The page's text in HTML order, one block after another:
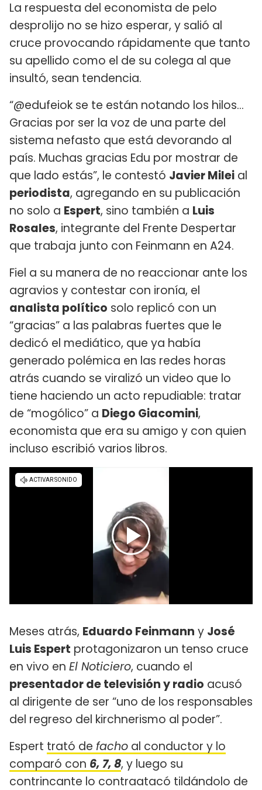
La respuesta del economista de pelo
desprolijo no se hizo esperar, y salió al
cruce provocando rápidamente que tanto
su apellido como el de su colega al que
insultó, sean tendencia.
“@edufeiok se te están notando los hilos...
Gracias por ser la voz de una parte del
sistema nefasto que está devorando al
país. Muchas gracias Edu por mostrar de
que lado estás”, le contestó Javier Milei al
periodista, agregando en su publicación
no solo a Espert, sino también a Luis
Rosales, integrante del Frente Despertar
que trabaja junto con Feinmann en A24.
Fiel a su manera de no reaccionar ante los
agravios y contestar con ironía, el
analista político solo replicó con un
“gracias” a las palabras fuertes que le
dedicó el mediático, que ya había
generado polémica en las redes horas
atrás cuando se viralizó un video que lo
tiene haciendo un acto repudiable: tratar
de “mogólico” a Diego Giacomini,
economista que era su amigo y con quien
incluso escribió varios libros.
Meses atrás, Eduardo Feinmann y José
Luis Espert protagonizaron un tenso cruce
en vivo en El Noticiero, cuando el
presentador de televisión y radio acusó
al dirigente de ser “uno de los responsables
del regreso del kirchnerismo al poder”.
Espert trató de facho al conductor y lo
comparó con 6, 7, 8, y luego su
contrincante lo contraatacó tildándolo de